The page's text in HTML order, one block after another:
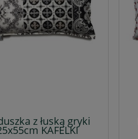
z łuską gryki
KAFELKI